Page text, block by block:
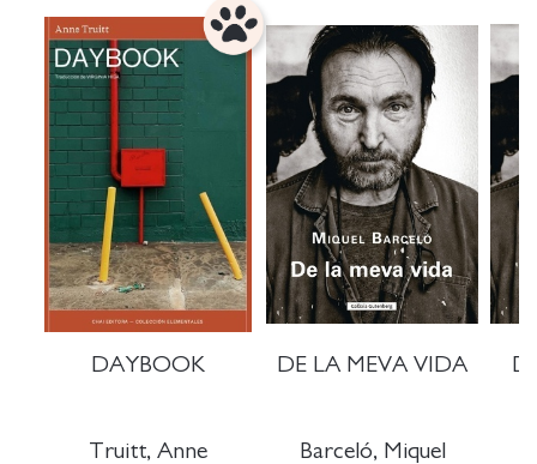
DAYBOOK
Truitt, Anne
DE LA MEVA VIDA
Barceló, Miquel